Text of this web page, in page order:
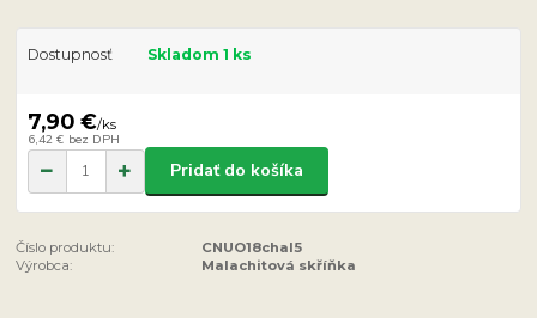
Dostupnosť Skladom 1 ks
7,90 €/ks
6,42 € bez DPH
Pridať do košíka
Číslo produktu:
CNUO18chal5
Výrobca:
Malachitová skříňka